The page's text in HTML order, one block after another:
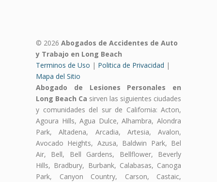
© 2026 Abogados de Accidentes de Auto
y Trabajo en Long Beach
Terminos de Uso | Politica de Privacidad |
Mapa del Sitio
Abogado de Lesiones Personales en
Long Beach Ca sirven las siguientes ciudades
y comunidades del sur de California: Acton,
Agoura Hills, Agua Dulce, Alhambra, Alondra
Park, Altadena, Arcadia, Artesia, Avalon,
Avocado Heights, Azusa, Baldwin Park, Bel
Air, Bell, Bell Gardens, Bellflower, Beverly
Hills, Bradbury, Burbank, Calabasas, Canoga
Park, Canyon Country, Carson, Castaic,